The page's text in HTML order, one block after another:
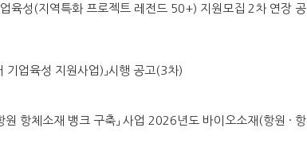
육성(지역특화 프로젝트 레전드 50+) 지원모집 2차 연장 공
업육성 지원사업)」시행 공고(3차)
항체소재 뱅크 구축」 사업 2026년도 바이오소재(항원 · 항